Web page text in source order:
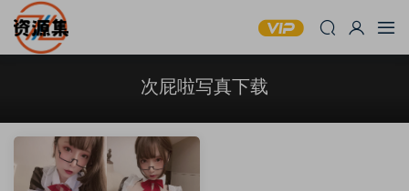
次屁啦写真下载